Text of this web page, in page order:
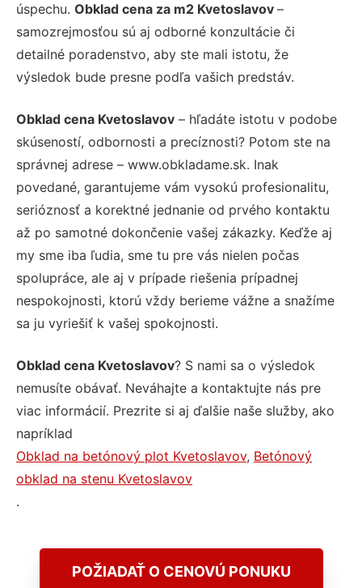
úspechu. Obklad cena za m2 Kvetoslavov –
samozrejmosťou sú aj odborné konzultácie či
detailné poradenstvo, aby ste mali istotu, že
výsledok bude presne podľa vašich predstáv.
Obklad cena Kvetoslavov – hľadáte istotu v podobe
skúseností, odbornosti a precíznosti? Potom ste na
správnej adrese – www.obkladame.sk. Inak
povedané, garantujeme vám vysokú profesionalitu,
serióznosť a korektné jednanie od prvého kontaktu
až po samotné dokončenie vašej zákazky. Keďže aj
my sme iba ľudia, sme tu pre vás nielen počas
spolupráce, ale aj v prípade riešenia prípadnej
nespokojnosti, ktorú vždy berieme vážne a snažíme
sa ju vyriešiť k vašej spokojnosti.
Obklad cena Kvetoslavov? S nami sa o výsledok
nemusíte obávať. Neváhajte a kontaktujte nás pre
viac informácií. Prezrite si aj ďalšie naše služby, ako
napríklad
Obklad na betónový plot Kvetoslavov, Betónový
obklad na stenu Kvetoslavov
.
POŽIADAŤ O CENOVÚ PONUKU